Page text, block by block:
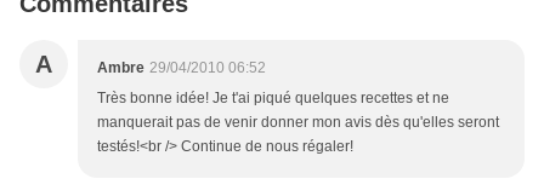
A Ambre 29/04/2010 06:52
Très bonne idée! Je t'ai piqué quelques recettes et ne
manquerait pas de venir donner mon avis dès qu'elles seront
testés!<br /> Continue de nous régaler!